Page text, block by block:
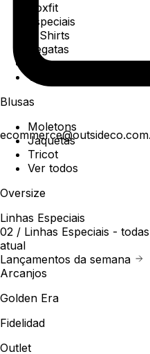
Boxfit
Especiais
T-Shirts
Regatas
Polo
Ver todos
Blusas
Moletons
Jaquetas
Tricot
Ver todos
Oversize
Linhas Especiais
02 / Linhas Especiais -
atual
Lançamentos da semana
Arcanjos
Golden Era
Fidelidad
Outlet